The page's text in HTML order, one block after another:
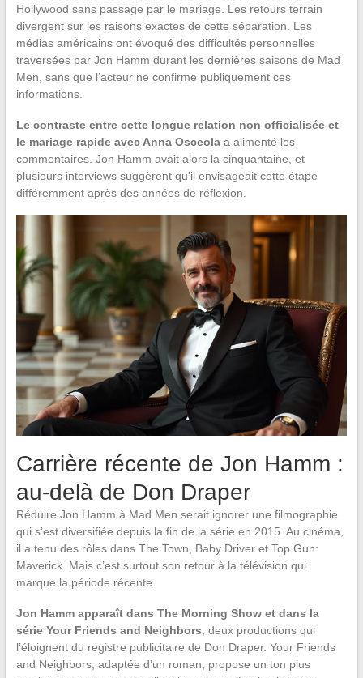
Hollywood sans passage par le mariage. Les retours terrain
divergent sur les raisons exactes de cette séparation. Les
médias américains ont évoqué des difficultés personnelles
traversées par Jon Hamm durant les dernières saisons de Mad
Men, sans que l’acteur ne confirme publiquement ces
informations.
Le contraste entre cette longue relation non officialisée et
le mariage rapide avec Anna Osceolaa alimenté les
commentaires. Jon Hamm avait alors la cinquantaine, et
plusieurs interviews suggèrent qu’il envisageait cette étape
différemment après des années de réflexion.
Carrière récente de Jon Hamm :
au-delà de Don Draper
Réduire Jon Hamm à Mad Men serait ignorer une filmographie
qui s’est diversifiée depuis la fin de la série en 2015. Au cinéma,
il a tenu des rôles dans The Town, Baby Driver et Top Gun:
Maverick. Mais c’est surtout son retour à la télévision qui
marque la période récente.
Jon Hamm apparaît dans The Morning Show et dans la
série Your Friends and Neighbors, deux productions qui
l’éloignent du registre publicitaire de Don Draper. Your Friends
and Neighbors, adaptée d’un roman, propose un ton plus